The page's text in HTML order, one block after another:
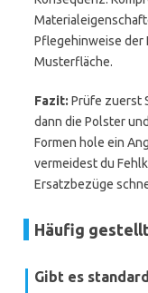
Pflegehinweise der
Musterfläche.
Fazit: Prüfe zuerst
dann die Polster
Formen hole ein
vermeidest du
Ersatzbezüge
Häufig
Gibt es